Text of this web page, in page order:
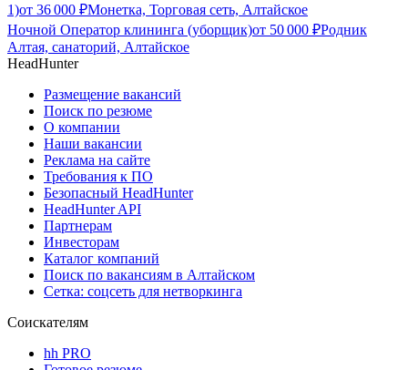
1)от 36 000 ₽Монетка, Торговая сеть, Алтайское
Ночной Оператор клининга (уборщик)от 50 000 ₽Родник
Алтая, санаторий, Алтайское
HeadHunter
Размещение вакансий
Поиск по резюме
О компании
Наши вакансии
Реклама на сайте
Требования к ПО
Безопасный HeadHunter
HeadHunter API
Партнерам
Инвесторам
Каталог компаний
Поиск по вакансиям в Алтайском
Сетка: соцсеть для нетворкинга
Соискателям
hh PRO